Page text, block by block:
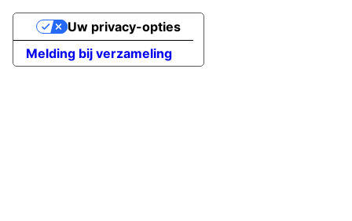
Melding bij verzameling
Uw privacy-opties